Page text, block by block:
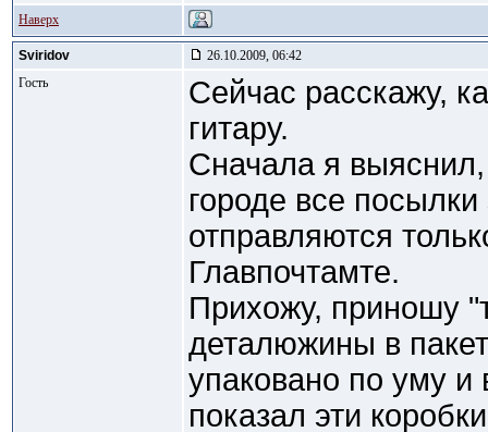
Наверх
Sviridov
26.10.2009, 06:42
Гость
Сейчас расскажу,
гитару.
Сначала я
городе все посылки
отправляются
Главпочтамте.
Прихожу, приношу
деталюжины в
упаковано по уму и
показал эти